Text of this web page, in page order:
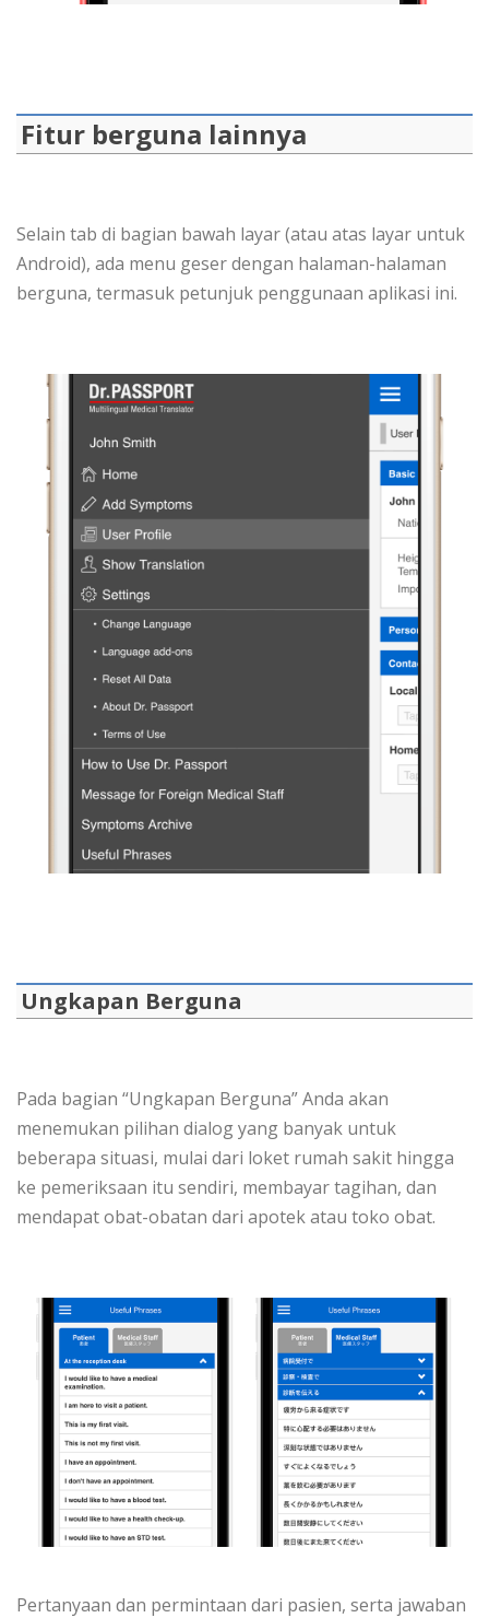
Fitur berguna lainnya
Selain tab di bagian bawah layar (atau atas layar untuk
Android), ada menu geser dengan halaman-halaman
berguna, termasuk petunjuk penggunaan aplikasi ini.
Ungkapan Berguna
Pada bagian “Ungkapan Berguna” Anda akan
menemukan pilihan dialog yang banyak untuk
beberapa situasi, mulai dari loket rumah sakit hingga
ke pemeriksaan itu sendiri, membayar tagihan, dan
mendapat obat-obatan dari apotek atau toko obat.
Pertanyaan dan permintaan dari pasien, serta jawaban